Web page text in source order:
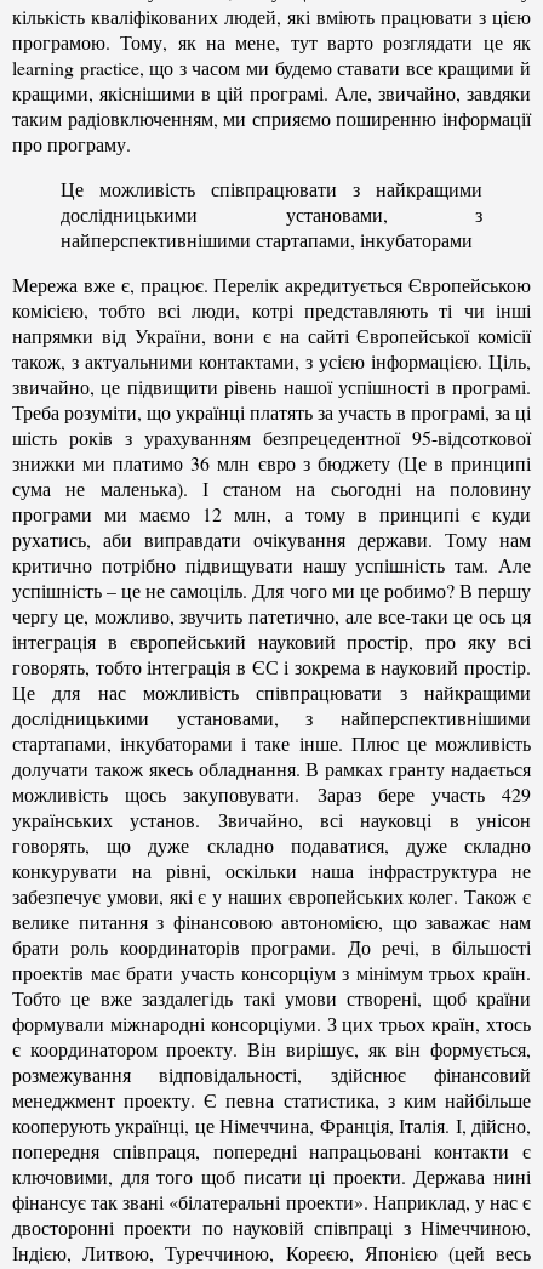
кількість кваліфікованих людей, які вміють працювати з цією
програмою. Тому, як на мене, тут варто розглядати це як
learning practice, що з часом ми будемо ставати все кращими й
кращими, якіснішими в цій програмі. Але, звичайно, завдяки
таким радіовключенням, ми сприяємо поширенню інформації
про програму.
Це можливість співпрацювати з найкращими
дослідницькими установами, з
найперспективнішими стартапами, інкубаторами
Мережа вже є, працює. Перелік акредитується Європейською
комісією, тобто всі люди, котрі представляють ті чи інші
напрямки від України, вони є на сайті Європейської комісії
також, з актуальними контактами, з усією інформацією. Ціль,
звичайно, це підвищити рівень нашої успішності в програмі.
Треба розуміти, що українці платять за участь в програмі, за ці
шість років з урахуванням безпрецедентної 95-відсоткової
знижки ми платимо 36 млн євро з бюджету (Це в принципі
сума не маленька). І станом на сьогодні на половину
програми ми маємо 12 млн, а тому в принципі є куди
рухатись, аби виправдати очікування держави. Тому нам
критично потрібно підвищувати нашу успішність там. Але
успішність – це не самоціль. Для чого ми це робимо? В першу
чергу це, можливо, звучить патетично, але все-таки це ось ця
інтеграція в європейський науковий простір, про яку всі
говорять, тобто інтеграція в ЄС і зокрема в науковий простір.
Це для нас можливість співпрацювати з найкращими
дослідницькими установами, з найперспективнішими
стартапами, інкубаторами і таке інше. Плюс це можливість
долучати також якесь обладнання. В рамках гранту надається
можливість щось закуповувати. Зараз бере участь 429
українських установ. Звичайно, всі науковці в унісон
говорять, що дуже складно подаватися, дуже складно
конкурувати на рівні, оскільки наша інфраструктура не
забезпечує умови, які є у наших європейських колег. Також є
велике питання з фінансовою автономією, що заважає нам
брати роль координаторів програми. До речі, в більшості
проектів має брати участь консорціум з мінімум трьох країн.
Тобто це вже заздалегідь такі умови створені, щоб країни
формували міжнародні консорціуми. З цих трьох країн, хтось
є координатором проекту. Він вирішує, як він формується,
розмежування відповідальності, здійснює фінансовий
менеджмент проекту. Є певна статистика, з ким найбільше
кооперують українці, це Німеччина, Франція, Італія. І, дійсно,
попередня співпраця, попередні напрацьовані контакти є
ключовими, для того щоб писати ці проекти. Держава нині
фінансує так звані «білатеральні проекти». Наприклад, у нас є
двосторонні проекти по науковій співпраці з Німеччиною,
Індією, Литвою, Туреччиною, Кореєю, Японією (цей весь